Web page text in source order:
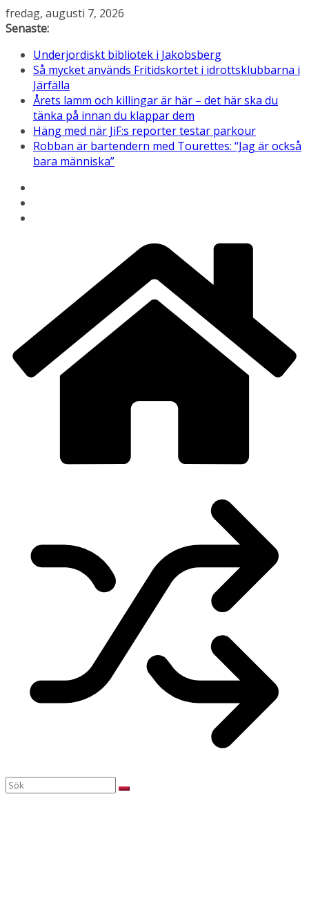
Hoppa
till
fredag, augusti 7, 2026
Senaste:
Underjordiskt bibliotek i Jakobsberg
Så mycket används Fritidskortet i idrottsklubbarna i
Järfälla
Årets lamm och killingar är här – det här ska du
tänka på innan du klappar dem
Häng med när JiF:s reporter testar parkour
Robban är bartendern med Tourettes: “Jag är också
bara människa”